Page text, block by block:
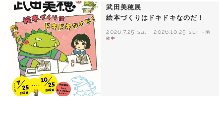
武田美穂展
絵本づくりはドキドキなのだ！
2026.7.25 sat -2026.10.25 sun
- 開
催中